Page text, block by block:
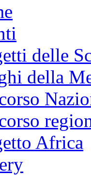
delle
della
Africa